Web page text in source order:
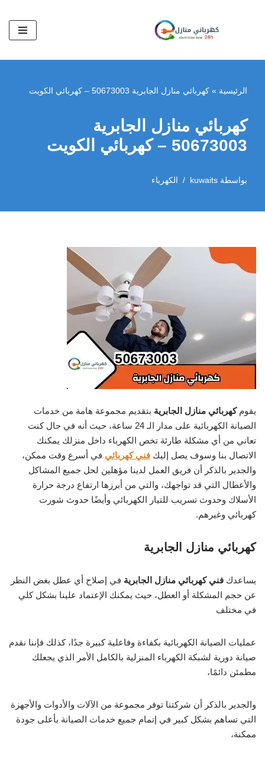
المحتوى
الرئيسية » كهربائي منازل الجابرية 50673003 – كهربائي الكويت
كهربائي منازل الجابرية
50673003 – كهربائي الكويت
بواسطة kuwaits الكهرباء
يقومكهربائي منازل الجابرية بتقديم مجموعة هامة من خدمات
الصيانة الكهربائية على مدار الـ 24 ساعة، حيث أنه في حال كنت
تعاني من أي مشكلة طارئة تخص الكهرباء داخل منزلك يمكنك
الاتصال بنا وسوف يصل إليك فني كهربائي في أسرع وقت ممكن،
والجدير بالذكر أن فريق العمل لدينا مؤهلين لحل جميع المشاكل
والأعطال التي قد تواجهك، والتي من أبرزها ارتفاع درجة حرارة
الأسلاك وحدوث تسريب للتيار الكهربائي وأيضًا حدوث شورت
كهربائي وغيرهم.
كهربائي منازل الجابرية
يساعدك فني كهربائي منازل الجابرية في إصلاح أي عطل بغض النظر
عن حجم المشكلة أو العطل، حيث يمكنك الإعتماد علينا بشكل كلي
في مختلف
عمليات الصيانة الكهربائية بكفاءة وفاعلية كبيرة جدًا، كذلك فإننا نقدم
صيانة دورية لشبكة الكهرباء المنزلية بالكامل الأمر الذي يجعلك
مطمئن دائمًا،
والجدير بالذكر أن شركتنا توفر مجموعة من الآلات والأدوات والأجهزة
التي تساهم بشكل كبير في إتمام جميع خدمات الصيانة بأعلى جودة
ممكنة،